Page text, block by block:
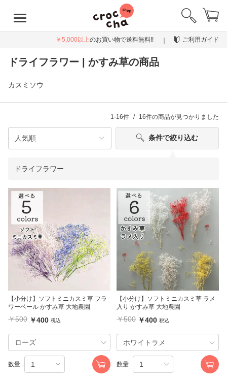
￥5,000以上のお買い物で送料無料!! ご利用ガイド
ドライフラワー | かすみ草の商品
カスミソウ
1-16件 16件の商品が見つかりました
条件で絞り込む
ドライフラワー
【小分け】ソフトミニカスミ草 フラ
ワーベール かすみ草 大地農園
￥500 ￥400 税込
数量
【小分け】ソフトミニカスミ草 ラメ
入り かすみ草 大地農園
￥500 ￥400 税込
数量